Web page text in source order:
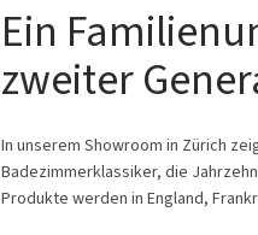
Ein
zweiter
In unserem Showroom in Zürich
Badezimmerklassiker, die
Produkte werden in England,